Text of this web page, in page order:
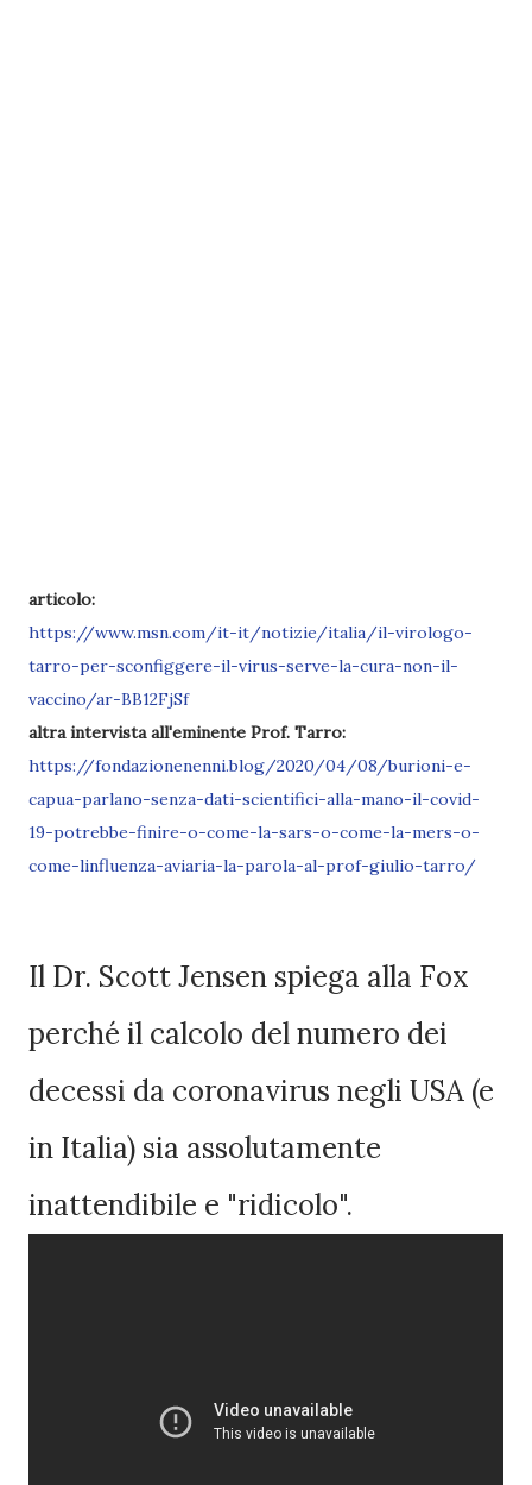
articolo:
https://www.msn.com/it-it/notizie/italia/il-virologo-
tarro-per-sconfiggere-il-virus-serve-la-cura-non-il-
vaccino/ar-BB12FjSf
altra intervista all'eminente Prof. Tarro:
https://fondazionenenni.blog/2020/04/08/burioni-e-
capua-parlano-senza-dati-scientifici-alla-mano-il-covid-
19-potrebbe-finire-o-come-la-sars-o-come-la-mers-o-
come-linfluenza-aviaria-la-parola-al-prof-giulio-tarro/
Il Dr. Scott Jensen spiega alla Fox
perché il calcolo del numero dei
decessi da coronavirus negli USA (e
in Italia) sia assolutamente
inattendibile e "ridicolo".